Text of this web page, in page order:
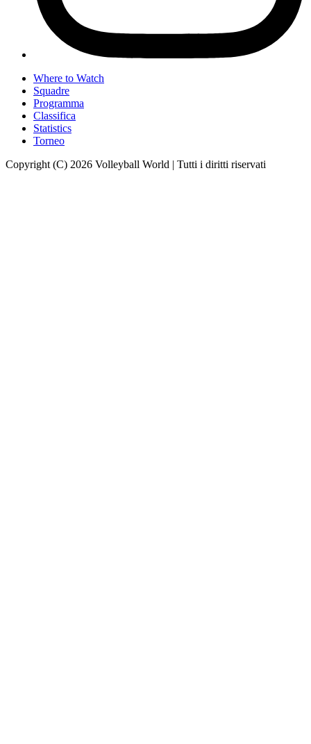
Where to Watch
Squadre
Programma
Classifica
Statistics
Torneo
Copyright (C) 2026 Volleyball World | Tutti i diritti riservati